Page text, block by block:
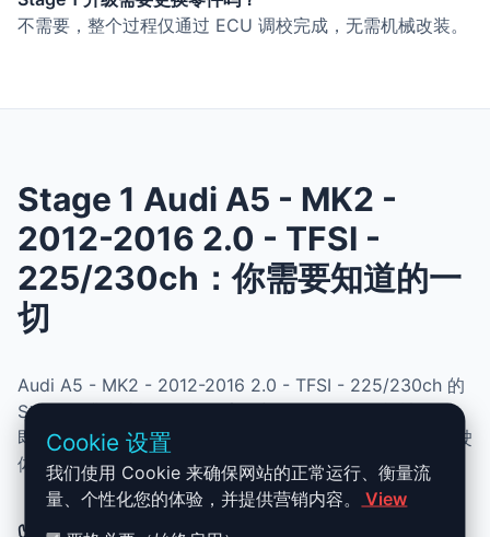
不需要，整个过程仅通过 ECU 调校完成，无需机械改装。
Stage 1 Audi A5 - MK2 -
2012-2016 2.0 - TFSI -
225/230ch：你需要知道的一
切
Audi A5 - MK2 - 2012-2016 2.0 - TFSI - 225/230ch 的
Stage 1 升级结合了性能、安全与简便性。无需机械改动，
即可提升动力、扭矩并优化油耗。非常适合追求更灵敏驾驶
体验且希望保持原厂可靠性的车主。
✅ Audi A5 - MK2 - 2012-2016 2.0 -
Cookie 设置
我们使用 Cookie 来确保网站的正常运行、衡量流
量、个性化您的体验，并提供营销内容。
View